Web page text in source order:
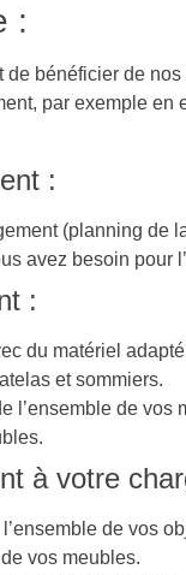
:
bénéficier de
par exemple
:
(planning
avez besoin pour
:
du matériel
et sommiers.
l’ensemble de vos
à votre
de vos
vos meubles.